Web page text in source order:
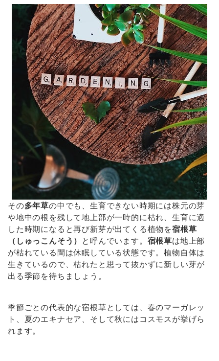
その多年草の中でも、生育できない時期には株元の芽
や地中の根を残して地上部が一時的に枯れ、生育に適
した時期になると再び新芽が出てくる植物を宿根草
（しゅっこんそう） と呼んでいます。 宿根草は地上部
が枯れている間は休眠している状態です。植物自体は
生きているので、枯れたと思って抜かずに新しい芽が
出る季節を待ちましょう。
季節ごとの代表的な宿根草としては、春のマーガレッ
ト、夏のエキナセア、そして秋にはコスモスが挙げら
れます。